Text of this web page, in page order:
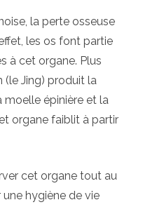
la perte osseuse
les os font partie
à cet organe. Plus
(le Jing) produit la
moelle épinière et la
organe faiblit à partir
cet organe tout au
hygiène de vie